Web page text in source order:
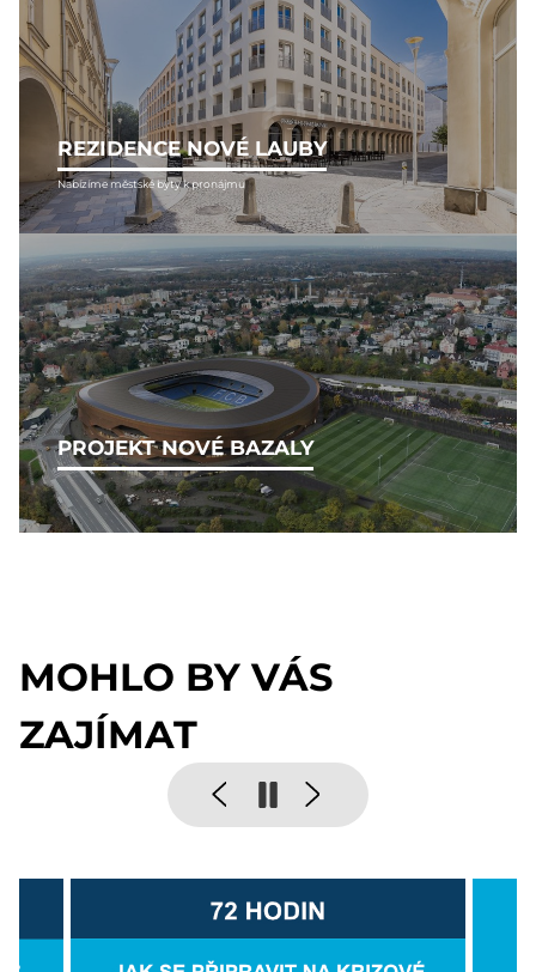
REZIDENCE NOVÉ LAUBY
Nabízíme městské byty k pronájmu
PROJEKT NOVÉ BAZALY
MOHLO BY VÁS
ZAJÍMAT
PreviousPause Next